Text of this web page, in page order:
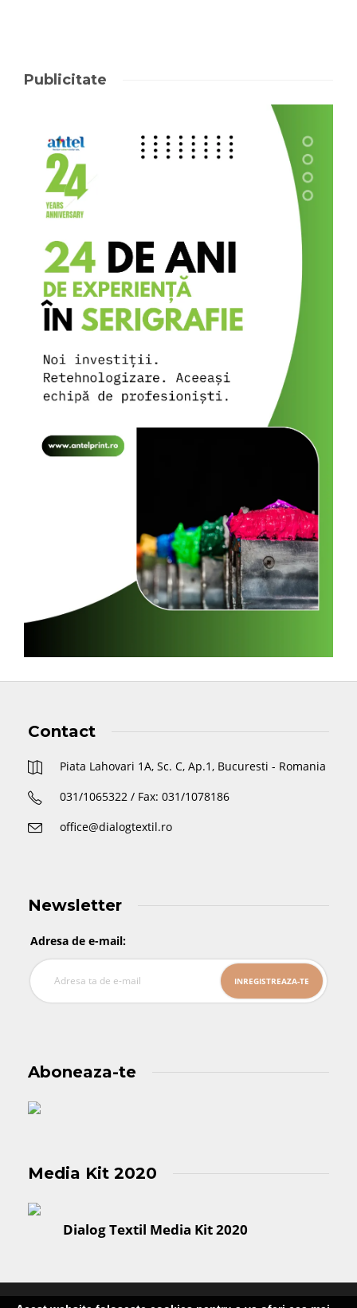
Publicitate
Contact
Piata Lahovari 1A, Sc. C, Ap.1, Bucuresti - Romania
031/1065322 / Fax: 031/1078186
office@dialogtextil.ro
Newsletter
Adresa de e-mail:
Aboneaza-te
Media Kit 2020
Dialog Textil Media Kit 2020